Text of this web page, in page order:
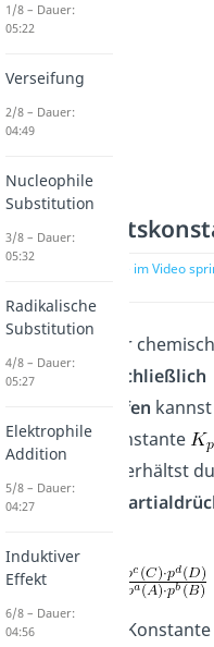
zur Stelle im Video
Vorliegen einer
mit
ausschließlich
Stoffen
Diese erhältst
der
Formel dieser
1/8 – Dauer:
05:22
Verseifung
2/8 – Dauer:
04:49
Nucleophile
Substitution
3/8 – Dauer:
05:32
Radikalische
Substitution
4/8 – Dauer:
05:27
Elektrophile
Addition
5/8 – Dauer:
04:27
Induktiver
Effekt
6/8 – Dauer:
04:56